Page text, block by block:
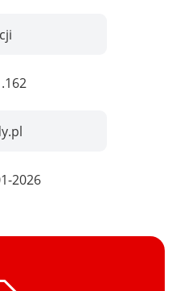
2026